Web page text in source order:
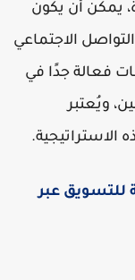
أن يكون
الاجتماعي
فعالة جدًا في
ويُعتبر
عبر